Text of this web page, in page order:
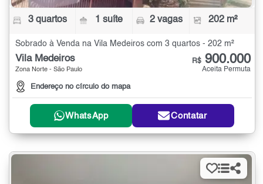
3 quartos 1 suíte 2 vagas 202 m²
Sobrado à Venda na Vila Medeiros com 3 quartos - 202 m²
Vila Medeiros
Zona Norte - São Paulo
Endereço no círculo do mapa
R$ 900.000
Aceita Permuta
WhatsApp Contatar